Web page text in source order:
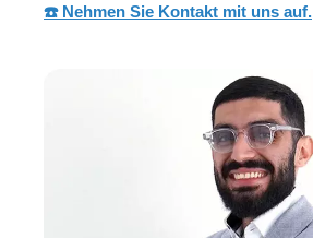
☎️ Nehmen Sie Kontakt mit uns auf.